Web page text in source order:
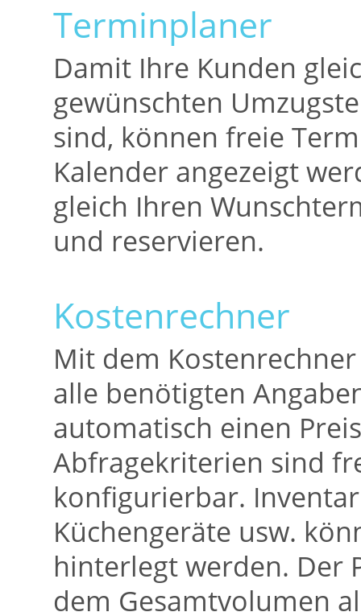
Terminplaner
Damit Ihre Kunden
gewünschten
sind, können freie
Kalender angezeigt
gleich Ihren
und reservieren.
Kostenrechner
Mit dem
alle benötigten
automatisch einen
Abfragekriterien sind
konfigurierbar.
Küchengeräte usw.
hinterlegt werden. Der
dem Gesamtvolumen